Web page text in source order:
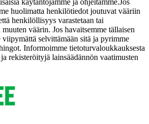
käytäntöjämme ja ohjeitamme.Jos
huolimatta henkilötiedot joutuvat vääriin
henkilöllisyys varastetaan tai
väärin. Jos havaitsemme tällaisen
selvittämään sitä ja pyrimme
Informoimme tietoturvaloukkauksesta
rekisteröityjä lainsäädännön vaatimusten